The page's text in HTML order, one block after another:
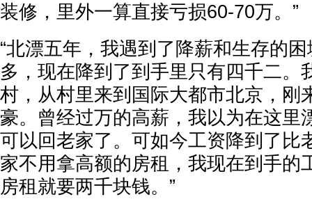
装修，里外一算直接亏损60-70万。”
“北漂五年，我遇到了降薪和生存的
多，现在降到了到手里只有四千二。
村，从村里来到国际大都市北京，刚
豪。曾经过万的高薪，我以为在这里
可以回老家了。可如今工资降到了比
家不用拿高额的房租，我现在到手的
房租就要两千块钱。”